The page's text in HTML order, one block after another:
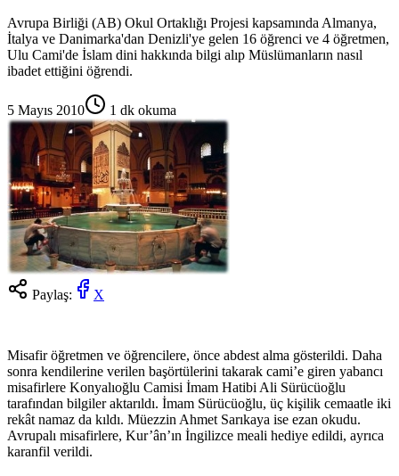
Avrupa Birliği (AB) Okul Ortaklığı Projesi kapsamında Almanya,
İtalya ve Danimarka'dan Denizli'ye gelen 16 öğrenci ve 4 öğretmen,
Ulu Cami'de İslam dini hakkında bilgi alıp Müslümanların nasıl
ibadet ettiğini öğrendi.
5 Mayıs 2010 1 dk okuma
Paylaş: X
Misafir öğretmen ve öğrencilere, önce abdest alma gösterildi. Daha
sonra kendilerine verilen başörtülerini takarak cami’e giren yabancı
misafirlere Konyalıoğlu Camisi İmam Hatibi Ali Sürücüoğlu
tarafından bilgiler aktarıldı. İmam Sürücüoğlu, üç kişilik cemaatle iki
rekât namaz da kıldı. Müezzin Ahmet Sarıkaya ise ezan okudu.
Avrupalı misafirlere, Kur’ân’ın İngilizce meali hediye edildi, ayrıca
karanfil verildi.